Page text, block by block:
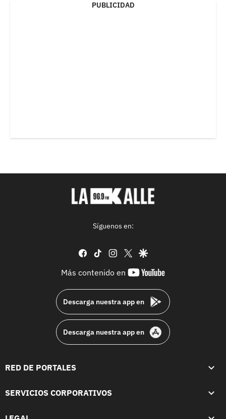
PUBLICIDAD
Síguenos en:
facebook
tiktok instagram
twittergoogle
Más contenido en
youtube-
Descarga nuestra app en
Descarga nuestra app en
RED DE PORTALES
SERVICIOS CORPORATIVOS